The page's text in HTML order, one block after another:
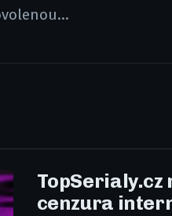
TopSerialy.cz
cenzura